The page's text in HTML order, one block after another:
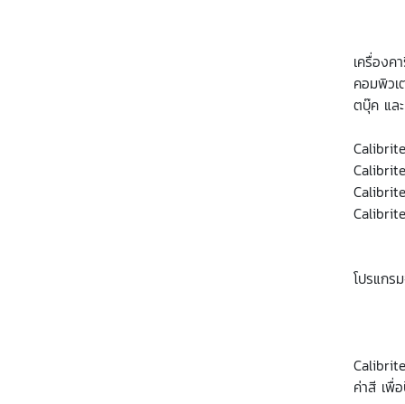
เครื่องค
คอมพิว
ตบุ๊ค แล
โปรแกร
ค่าสี เพื่